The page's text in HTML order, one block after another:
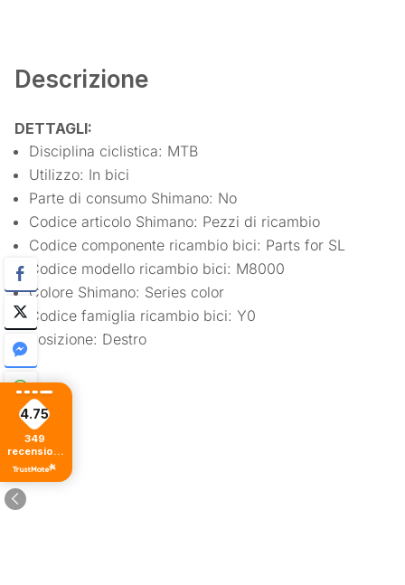
Descrizione
DETTAGLI:
Disciplina ciclistica: MTB
Utilizzo: In bici
Parte di consumo Shimano: No
Codice articolo Shimano: Pezzi di ricambio
Codice componente ricambio bici: Parts for SL
Codice modello ricambio bici: M8000
Colore Shimano: Series color
Codice famiglia ricambio bici: Y0
Posizione: Destro
4.75
349
recensioni
di tutti i
tempi